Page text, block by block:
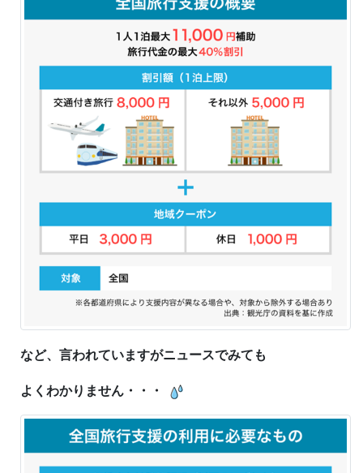
など、言われていますがニュースでみても
よくわかりません・・・